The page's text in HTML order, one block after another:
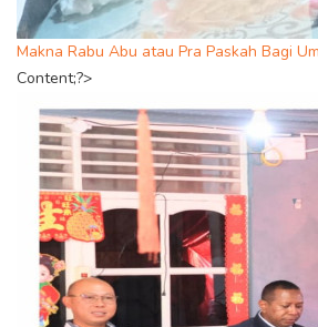
Makna Rabu Abu atau Pra Paskah Bagi
Content;?>